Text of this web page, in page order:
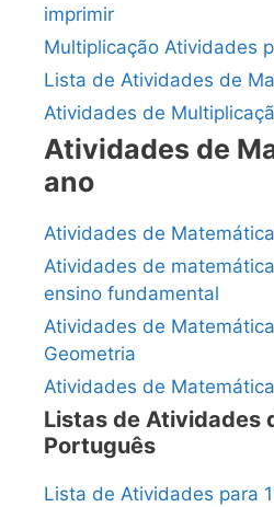
imprimir
Multiplicação Atividades
Lista de Atividades de
Atividades de
Atividades de
ano
Atividades de
Atividades de
ensino fundamental
Atividades de
Geometria
Atividades de
Listas de Atividades
Português
Lista de Atividades para